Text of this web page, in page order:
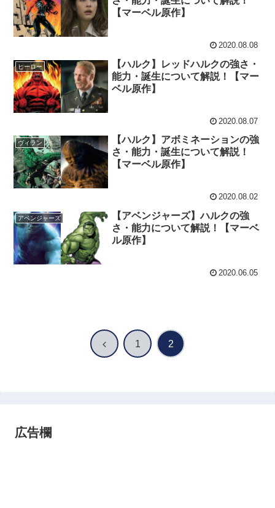
【マーベル原作】
2020.08.08
ヒーロー
【ハルク】レッドハルクの強さ・
能力・誕生について解説！【マー
ベル原作】
2020.08.07
ヴィラン
【ハルク】アボミネーションの強
さ・能力・誕生について解説！
【マーベル原作】
2020.08.02
アベンジャーズ
【アベンジャーズ】ハルクの強
さ・能力について解説！【マーベ
ル原作】
2020.06.05
前 1 2
広告欄